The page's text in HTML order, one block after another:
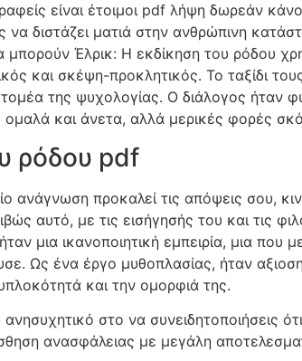
είναι έτοιμοι pdf λήψη δωρεάν
διστάζει ματιά στην ανθρώπινη
μπορούν Έλρικ: Η εκδίκηση του ρόδου
και σκέψη-προκλητικός. Το ταξίδι
της ψυχολογίας. Ο διάλογος ήταν
και άνετα, αλλά μερικές φορές
ρόδου pdf
ανάγνωση προκαλεί τις απόψεις
αυτό, με τις εισήγησής του και τις
μια ικανοποιητική εμπειρία, μια
Ως ένα έργο μυθοπλασίας, ήταν
και την ομορφιά της.
στο να συνειδητοποιήσεις
ανασφάλειας με μεγάλη